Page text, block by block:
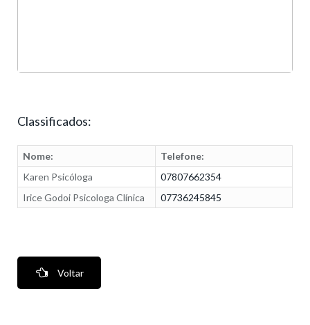
Classificados:
Nome:
Telefone:
Karen Psicóloga
07807662354
Irice Godoi Psicologa Clínica
07736245845
Voltar